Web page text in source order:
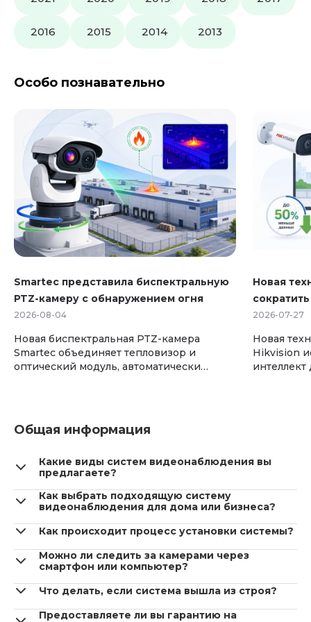
2016 2015 2014 2013
Особо познавательно
Smartec представила биспектральную
PTZ-камеру с обнаружением огня
2026-08-04
Новая биспектральная PTZ-камера
Smartec объединяет тепловизор и
оптический модуль, автоматически
Новая
2026-07-27
Новая
Hikvision
Общая информация
Какие виды систем видеонаблюдения вы
предлагаете?
Как выбрать подходящую систему
видеонаблюдения для дома или бизнеса?
Как происходит процесс установки системы?
Можно ли следить за камерами через
смартфон или компьютер?
Что делать, если система вышла из строя?
Предоставляете ли вы гарантию на